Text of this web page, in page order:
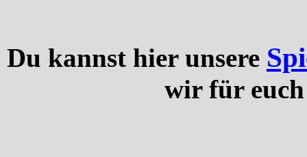
Du kannst hier unsere
wir für